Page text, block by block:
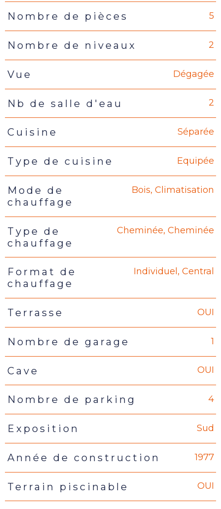
Nombre de pièces 5
Nombre de niveaux 2
Vue Dégagée
Nb de salle d'eau 2
Cuisine Séparée
Type de cuisine Equipée
Mode de
chauffage
Bois, Climatisation
Type de
chauffage
Cheminée, Cheminée
Format de
chauffage
Individuel, Central
Terrasse OUI
Nombre de garage 1
Cave OUI
Nombre de parking 4
Exposition Sud
Année de construction 1977
Terrain piscinable OUI